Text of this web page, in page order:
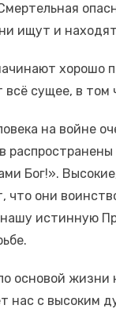
ищут и
хорошо
всё сущее, в том
на войне
Бог!».
они
истинную
основой жизни
нас с высоким